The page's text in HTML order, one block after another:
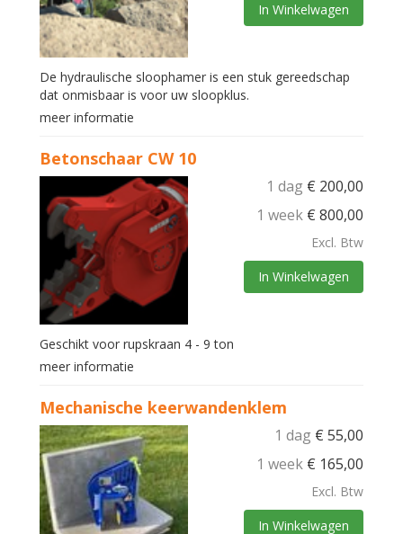
In Winkelwagen
De hydraulische sloophamer is een stuk gereedschap
dat onmisbaar is voor uw sloopklus.
meer informatie
Betonschaar CW 10
1 dag € 200,00
1 week € 800,00
Excl. Btw
In Winkelwagen
Geschikt voor rupskraan 4 - 9 ton
meer informatie
Mechanische keerwandenklem
1 dag € 55,00
1 week € 165,00
Excl. Btw
In Winkelwagen